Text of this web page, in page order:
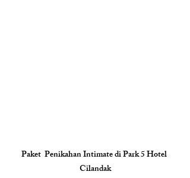
Paket  Penikahan Intimate di Park 5 Hotel
Cilandak